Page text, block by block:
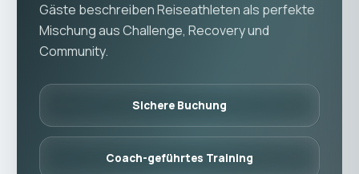
Gäste beschreiben Reiseathleten als perfekte
Mischung aus Challenge, Recovery und
Community.
Sichere Buchung
Coach-geführtes Training